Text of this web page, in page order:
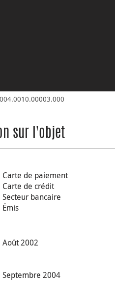
sur l'objet
Carte de paiement
Carte de crédit
Secteur bancaire
Émis
Août 2002
Septembre 2004